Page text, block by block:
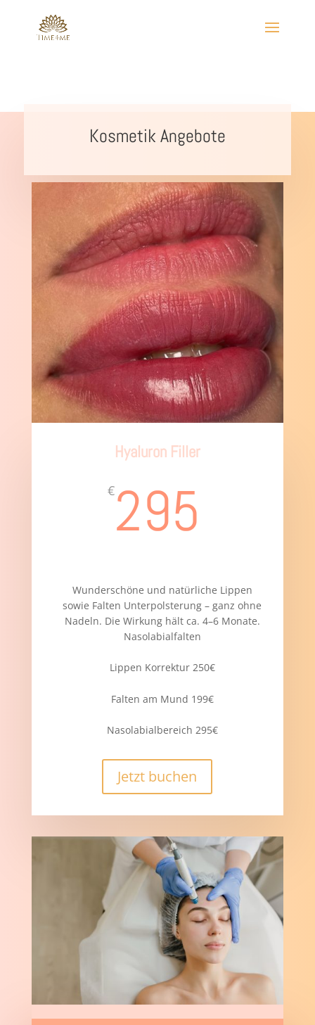
Kosmetik Angebote
Hyaluron Filler
€295
Wunderschöne und natürliche Lippen
sowie Falten Unterpolsterung – ganz ohne
Nadeln. Die Wirkung hält ca. 4–6 Monate.
Nasolabialfalten
Lippen Korrektur 250€
Falten am Mund 199€
Nasolabialbereich 295€
Jetzt buchen